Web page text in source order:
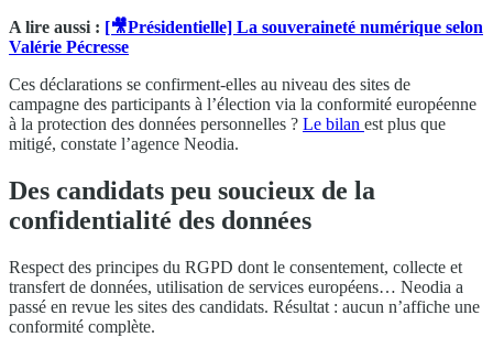
A lire aussi : [🎥Présidentielle] La souveraineté numérique selon
Valérie Pécresse
Ces déclarations se confirment-elles au niveau des sites de
campagne des participants à l’élection via la conformité européenne
à la protection des données personnelles ? Le bilan est plus que
mitigé, constate l’agence Neodia.
Des candidats peu soucieux de la
confidentialité des données
Respect des principes du RGPD dont le consentement, collecte et
transfert de données, utilisation de services européens… Neodia a
passé en revue les sites des candidats. Résultat : aucun n’affiche une
conformité complète.